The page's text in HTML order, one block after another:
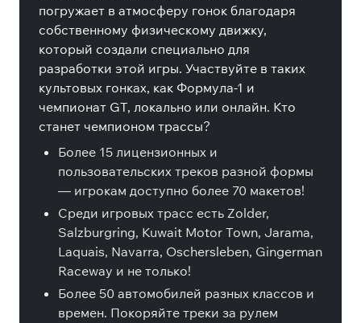
погружает в атмосферу гонок благодаря
собственному физическому движку,
который создали специально для
разработки этой игры. Участвуйте в таких
культовых гонках, как Формула-1 и
чемпионат GT, локально или онлайн. Кто
станет чемпионом трассы?
Более 15 лицензионных и
пользовательских треков разной формы
— игрокам доступно более 70 макетов!
Среди игровых трасс есть Zolder,
Salzburgring, Kuwait Motor Town, Jarama,
Laquais, Navarra, Oschersleben, Gingerman
Raceway и не только!
Более 50 автомобилей разных классов и
времен. Покоряйте треки за рулем